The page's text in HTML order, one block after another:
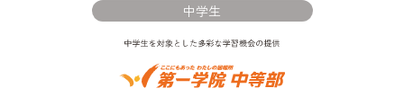
中学生